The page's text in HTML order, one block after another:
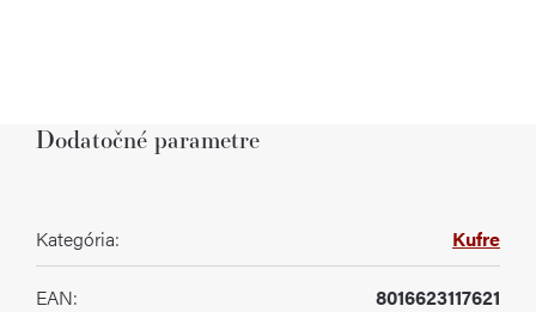
Dodatočné parametre
Kategória: Kufre
EAN: 8016623117621